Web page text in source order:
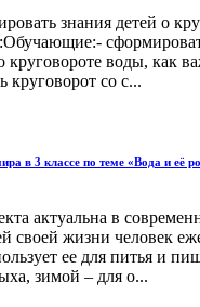
знания детей о
круговороте воды, как
круговорот со с...
в 3 классе по теме «Вода и её
актуальна в
своей жизни человек
ее для питья и
зимой – для о...